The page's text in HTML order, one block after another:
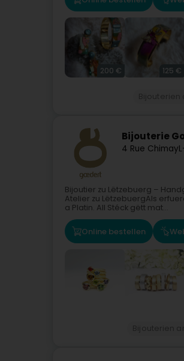
200 € 125 €
Bijouterie
4 Rue Chimay
Bijoutier zu Lëtzebuerg –
Atelier zu LëtzebuergAls
a Platin. All Stéck gëtt mat...
Online bestellen